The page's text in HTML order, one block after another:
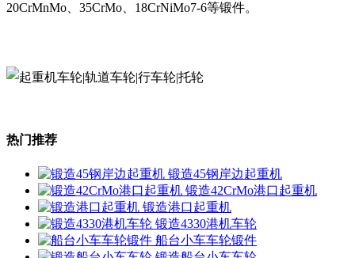
20CrMnMo、35CrMo、18CrNiMo7-6等锻件。
热门推荐
锻造45钢岸边起重机
锻造42CrMo港口起重机
锻造港口起重机
锻造4330港机车轮
船台小车车轮锻件